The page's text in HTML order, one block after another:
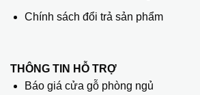
Chính sách đổi trả sản phẩm
THÔNG TIN HỖ TRỢ
Báo giá cửa gỗ phòng ngủ